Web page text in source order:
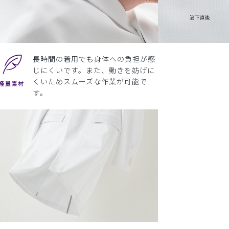
長時間の着用でも身体への負担が感
じにくいです。また、動きを妨げに
くいためスムーズな作業が可能で
す。